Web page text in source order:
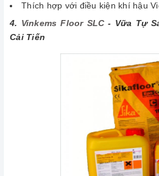
Thích hợp với điều kiện khí hậu
4. Vinkems Floor SLC - Vữa Tự
Cải Tiến